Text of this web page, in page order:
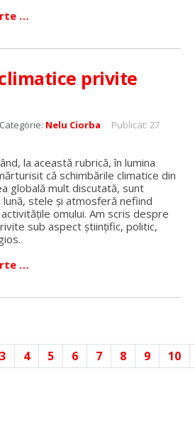
…
privite
Categorie: Nelu Ciorba
Publicat: 27
la această rubrică, în lumina
că schimbările climatice din
globală mult discutată, sunt
stele și atmosferă nefiind
omului. Am scris despre
sub aspect științific, politic,
…
3 4 5 6 7 8 9 10